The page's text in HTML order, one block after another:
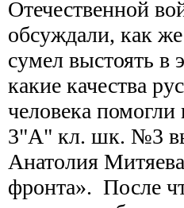
Отечественной
обсуждали, как
сумел выстоять в
какие качества
человека помогли
3"А" кл. шк. №3
Анатолия
фронта». После